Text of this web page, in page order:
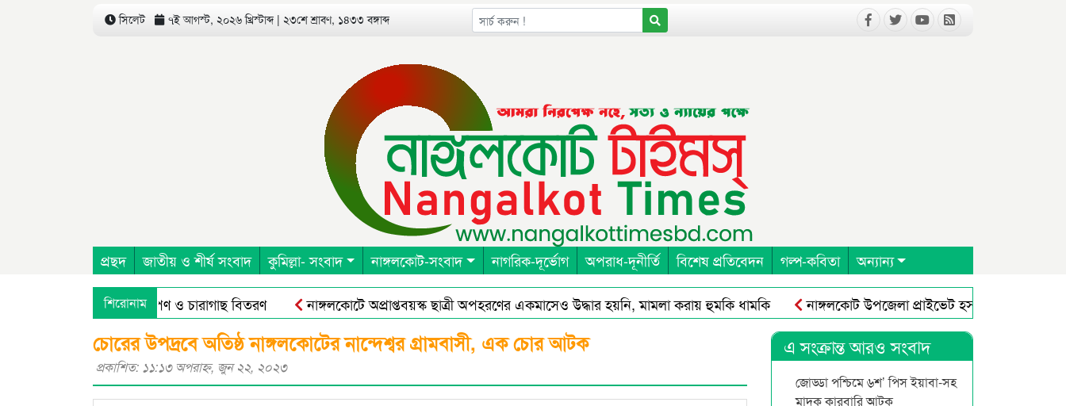
সিলেট ৭ই আগস্ট, ২০২৬ খ্রিস্টাব্দ | ২৩শে শ্রাবণ, ১৪৩৩ বঙ্গাব্দ
প্রছদ জাতীয় ও শীর্ষ সংবাদ কুমিল্লা- সংবাদ নাঙ্গলকোট-সংবাদ নাগরিক-দূর্ভোগ অপরাধ-দূনীর্তি বিশেষ প্রতিবেদন গল্প-কবিতা অন্যান্য
শিরোনাম
এর উদ্যোগে বৃক্ষরোপণ ও চারাগাছ বিতরণ নাঙ্গলকোটে অপ্রাপ্তবয়স্ক ছাত্রী অপহরণের একমাসেও উদ্ধার হয়নি, মামলা করায় হুমকি ধামকি নাঙ্গলকোট উপজেলা প্রাইভেট হসপিটাল ক্লিনিক এন্ড
চোরের উপদ্রবে অতিষ্ঠ নাঙ্গলকোটের নান্দেশ্বর গ্রামবাসী, এক চোর আটক
প্রকাশিত: ১১:১৩ অপরাহ্ণ, জুন ২২, ২০২৩
এ সংক্রান্ত আরও সংবাদ
জোড্ডা পশ্চিমে ৬শ’ পিস ইয়াবা-সহ
মাদক কারবারি আটক